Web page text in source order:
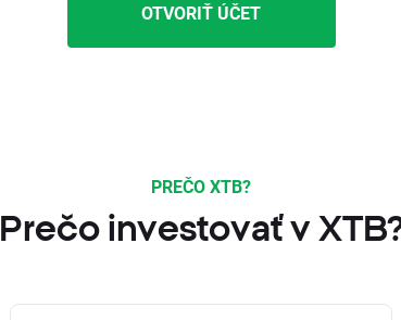
OTVORIŤ ÚČET
PREČO XTB?
Prečo investovať v